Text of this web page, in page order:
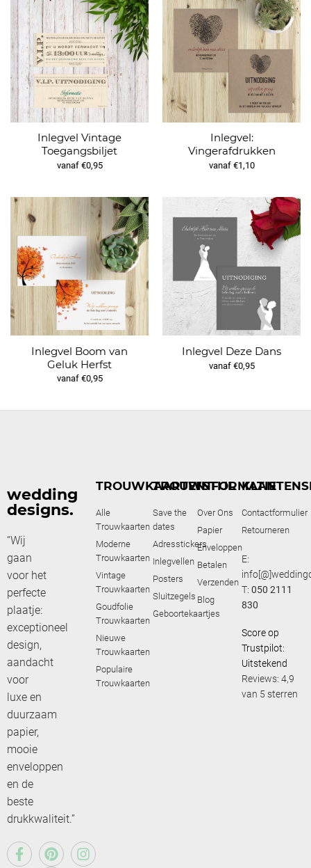
Inlegvel Vintage
Toegangsbiljet
vanaf €0,95
Inlegvel:
Vingerafdrukken
vanaf €1,10
Inlegvel Boom van
Geluk Herfst
vanaf €0,95
Inlegvel Deze Dans
vanaf €0,95
wedding
designs.
“Wij
gaan
voor het
perfecte
plaatje:
exceptioneel
design,
aandacht
voor
luxe en
duurzaam
papier,
mooie
enveloppen
en de
beste
drukkwaliteit.”
TROUWKAARTEN
Alle
Trouwkaarten
Moderne
Trouwkaarten
Vintage
Trouwkaarten
Goudfolie
Trouwkaarten
Nieuwe
Trouwkaarten
Populaire
Trouwkaarten
TROUWSTIJL
Save the
dates
Adresstickers
Inlegvellen
Posters
Sluitzegels
Geboortekaartjes
INFORMATIE
Over Ons
Papier
Enveloppen
Betalen
Verzenden
Blog
Contactformulier
Retourneren
E:
T:050 2111
830
Score op
Trustpilot:
Uitstekend
Reviews: 4,9
van 5 sterren